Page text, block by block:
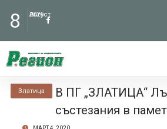
8 Август
2026
Златица
В ПГ „ЗЛАТИЦА“
състезания в